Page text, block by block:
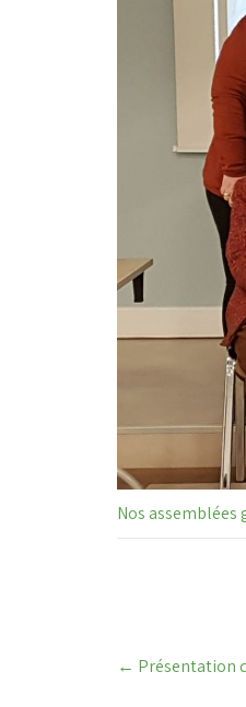
Nos assemblées
Post
← Présentation